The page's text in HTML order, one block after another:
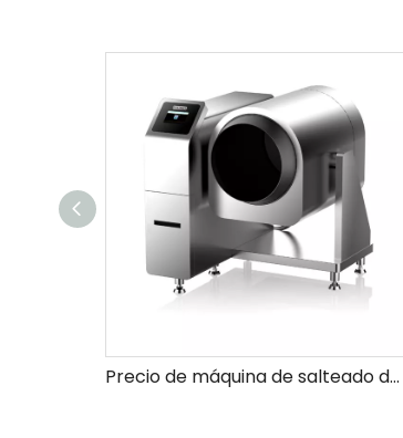
Precio de máquina de salteado de batería de comida grupal inteligente